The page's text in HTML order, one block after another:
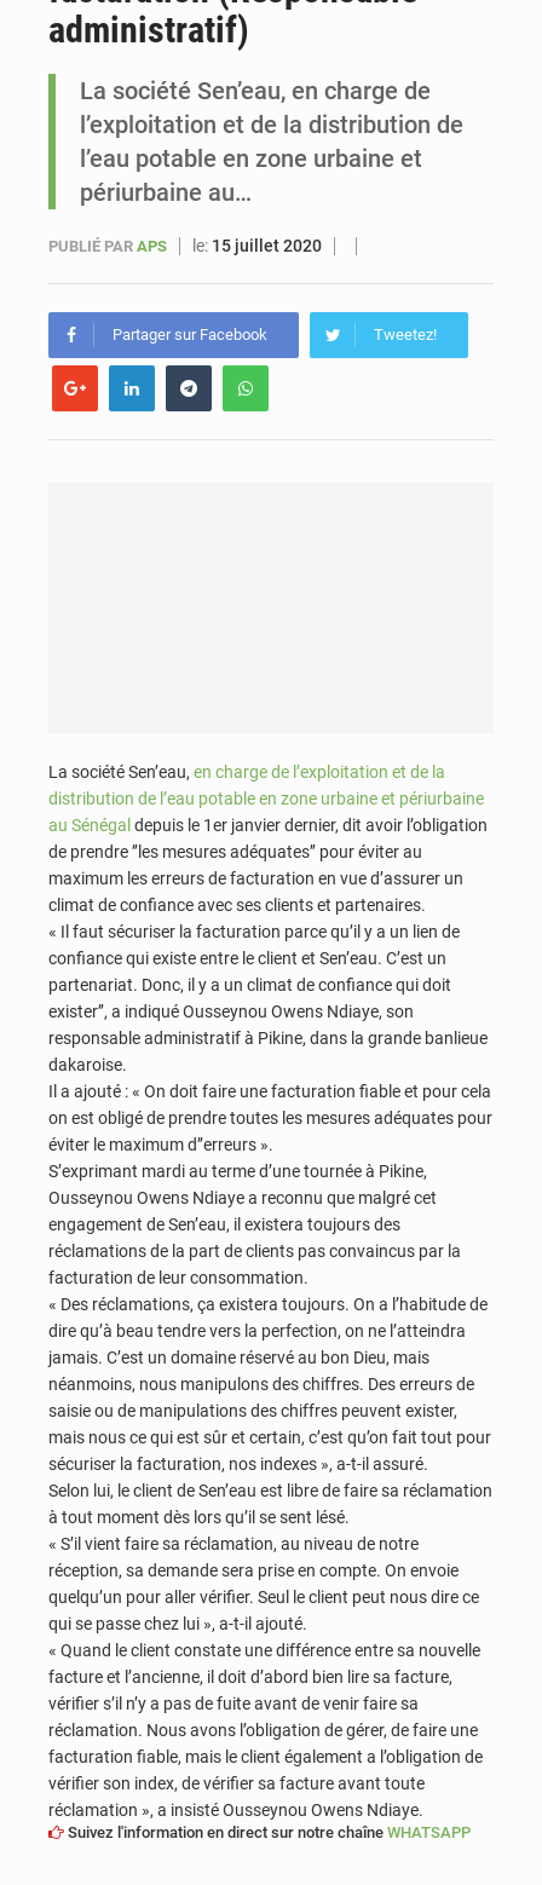
administratif)
La société Sen’eau, en charge de
l’exploitation et de la distribution de
l’eau potable en zone urbaine et
périurbaine au…
PUBLIÉ PAR APS le: 15 juillet 2020
Partager sur Facebook Tweetez!
La société Sen’eau, en charge de l’exploitation et de la
distribution de l’eau potable en zone urbaine et périurbaine
au Sénégal depuis le 1er janvier dernier, dit avoir l’obligation
de prendre ’’les mesures adéquates’’ pour éviter au
maximum les erreurs de facturation en vue d’assurer un
climat de confiance avec ses clients et partenaires.
« Il faut sécuriser la facturation parce qu’il y a un lien de
confiance qui existe entre le client et Sen’eau. C’est un
partenariat. Donc, il y a un climat de confiance qui doit
exister’’, a indiqué Ousseynou Owens Ndiaye, son
responsable administratif à Pikine, dans la grande banlieue
dakaroise.
Il a ajouté : « On doit faire une facturation fiable et pour cela
on est obligé de prendre toutes les mesures adéquates pour
éviter le maximum d’’erreurs ».
S’exprimant mardi au terme d’une tournée à Pikine,
Ousseynou Owens Ndiaye a reconnu que malgré cet
engagement de Sen’eau, il existera toujours des
réclamations de la part de clients pas convaincus par la
facturation de leur consommation.
« Des réclamations, ça existera toujours. On a l’habitude de
dire qu’à beau tendre vers la perfection, on ne l’atteindra
jamais. C’est un domaine réservé au bon Dieu, mais
néanmoins, nous manipulons des chiffres. Des erreurs de
saisie ou de manipulations des chiffres peuvent exister,
mais nous ce qui est sûr et certain, c’est qu’on fait tout pour
sécuriser la facturation, nos indexes », a-t-il assuré.
Selon lui, le client de Sen’eau est libre de faire sa réclamation
à tout moment dès lors qu’il se sent lésé.
« S’il vient faire sa réclamation, au niveau de notre
réception, sa demande sera prise en compte. On envoie
quelqu’un pour aller vérifier. Seul le client peut nous dire ce
qui se passe chez lui », a-t-il ajouté.
« Quand le client constate une différence entre sa nouvelle
facture et l’ancienne, il doit d’abord bien lire sa facture,
vérifier s’il n’y a pas de fuite avant de venir faire sa
réclamation. Nous avons l’obligation de gérer, de faire une
facturation fiable, mais le client également a l’obligation de
vérifier son index, de vérifier sa facture avant toute
réclamation », a insisté Ousseynou Owens Ndiaye.
Suivez l'information en direct sur notre chaîne WHATSAPP